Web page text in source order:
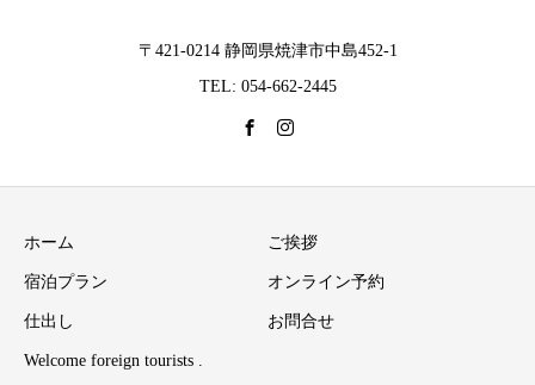
〒421-0214 静岡県焼津市中島452-1
TEL: 054-662-2445
ホーム ご挨拶
宿泊プラン オンライン予約
仕出し お問合せ
Welcome foreign tourists .